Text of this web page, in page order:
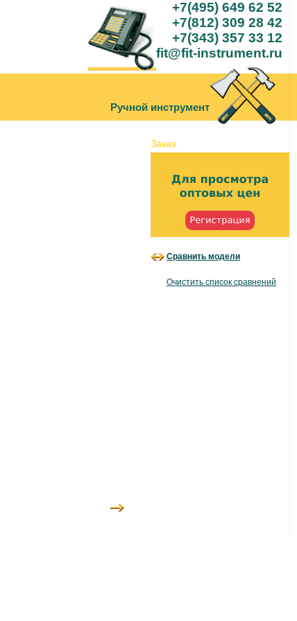
+7(495) 649 62 52
+7(812) 309 28 42
+7(343) 357 33 12
fit@fit-instrument.ru
Ручной инструмент
Заказ
Сравнить модели
Очистить список сравнений